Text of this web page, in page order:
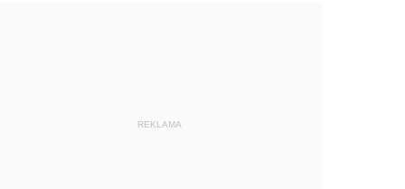
REKLAMA